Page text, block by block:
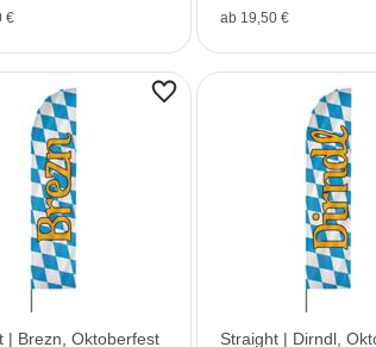
€ ab 19,50 €
| Brezn, Oktoberfest
Straight | Dirndl,